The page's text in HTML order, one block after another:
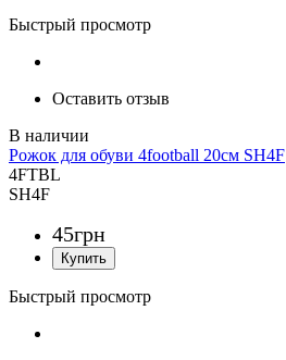
Быстрый просмотр
Оставить отзыв
Рожок для обуви 4football 20см SH4F
4FTBL
SH4F
45грн
Быстрый просмотр